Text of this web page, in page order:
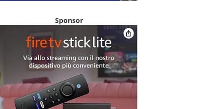
Sponsor